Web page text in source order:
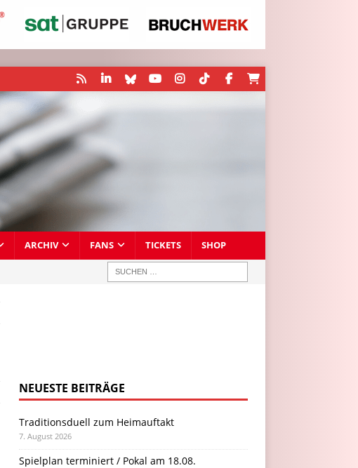
ARCHIV FANS TICKETS SHOP
NEUESTE BEITRÄGE
Traditionsduell zum Heimauftakt
7. August 2026
Spielplan terminiert / Pokal am 18.08.